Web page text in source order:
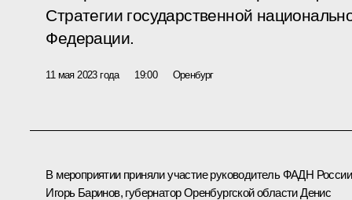
Стратегии государственной
Федерации.
11 мая 2023 года 19:00 Оренбург
В мероприятии приняли участие руководитель ФАДН России
Игорь Баринов, губернатор Оренбургской областиДенис